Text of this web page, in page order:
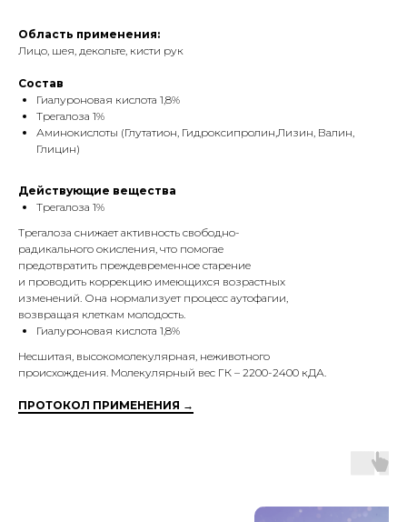
Область применения:
Лицо, шея, декольте, кисти рук
Состав
Гиалуроновая кислота 1,8%
Трегалоза 1%
Аминокислоты (Глутатион, Гидроксипролин,Лизин, Валин,
Глицин)
Действующие вещества
Трегалоза 1%
Трегалоза снижает активность свободно-
радикального окисления, что помогае
предотвратить преждевременное старение
и проводить коррекцию имеющихся возрастных
изменений. Она нормализует процесс аутофагии,
возвращая клеткам молодость.
Гиалуроновая кислота 1,8%
Несшитая, высокомолекулярная, неживотного
происхождения. Молекулярный вес ГК – 2200-2400 кДА.
ПРОТОКОЛ ПРИМЕНЕНИЯ →